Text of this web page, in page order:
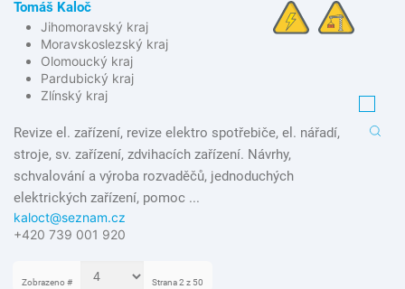
Tomáš Kaloč
Jihomoravský kraj
Moravskoslezský kraj
Olomoucký kraj
Pardubický kraj
Zlínský kraj
Revize el. zařízení, revize elektro spotřebiče, el. nářadí,
stroje, sv. zařízení, zdvihacích zařízení. Návrhy,
schvalování a výroba rozvaděčů, jednoduchých
elektrických zařízení, pomoc ...
kaloct@seznam.cz
+420 739 001 920
Zobrazeno # Strana 2 z 50